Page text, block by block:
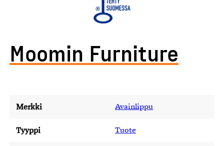
Moomin Furniture
Merkki Avainlippu
Tyyppi Tuote